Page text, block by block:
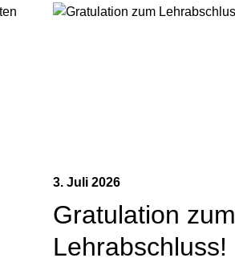
3. Juli 2026
Gratulation zum
Lehrabschluss!